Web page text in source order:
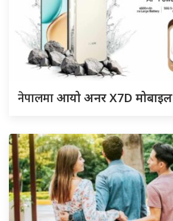
नेपालमाआयो अनर X7D मोबाइल